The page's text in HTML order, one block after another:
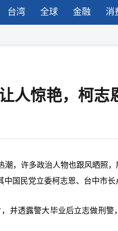
台湾 全球 金融 消
人惊艳，柯志
潮，许多政治人物也跟风晒照
国民党立委柯志恩、台中市长
并透露警大毕业后立志做刑